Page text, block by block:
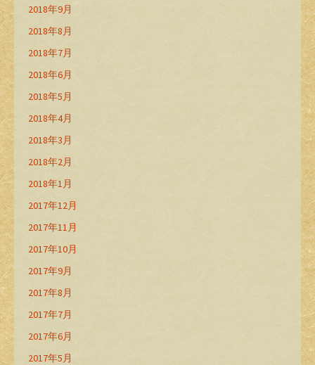
2018年9月
2018年8月
2018年7月
2018年6月
2018年5月
2018年4月
2018年3月
2018年2月
2018年1月
2017年12月
2017年11月
2017年10月
2017年9月
2017年8月
2017年7月
2017年6月
2017年5月